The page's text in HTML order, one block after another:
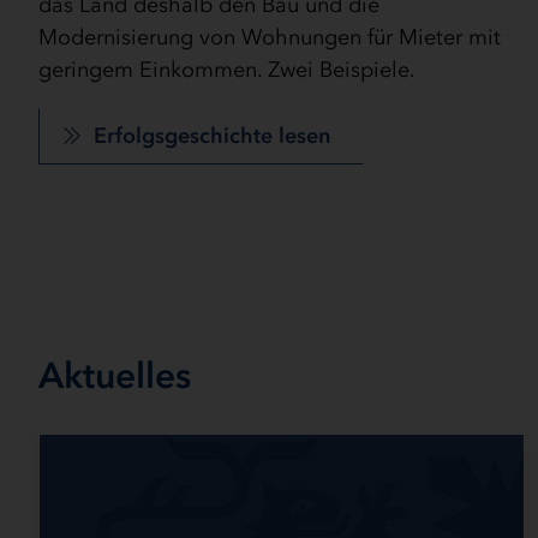
Modernisierung von Wohnungen für Mieter mit
geringem Einkommen. Zwei Beispiele.
Erfolgsgeschichte lesen
Deutsche und dänische Museen vernetzen sich –
Erfolgsgeschichte lesen
bezahlbaren modernen Wohnraum in Tornesch
Erfolgsgeschichte lesen
Aktuelles